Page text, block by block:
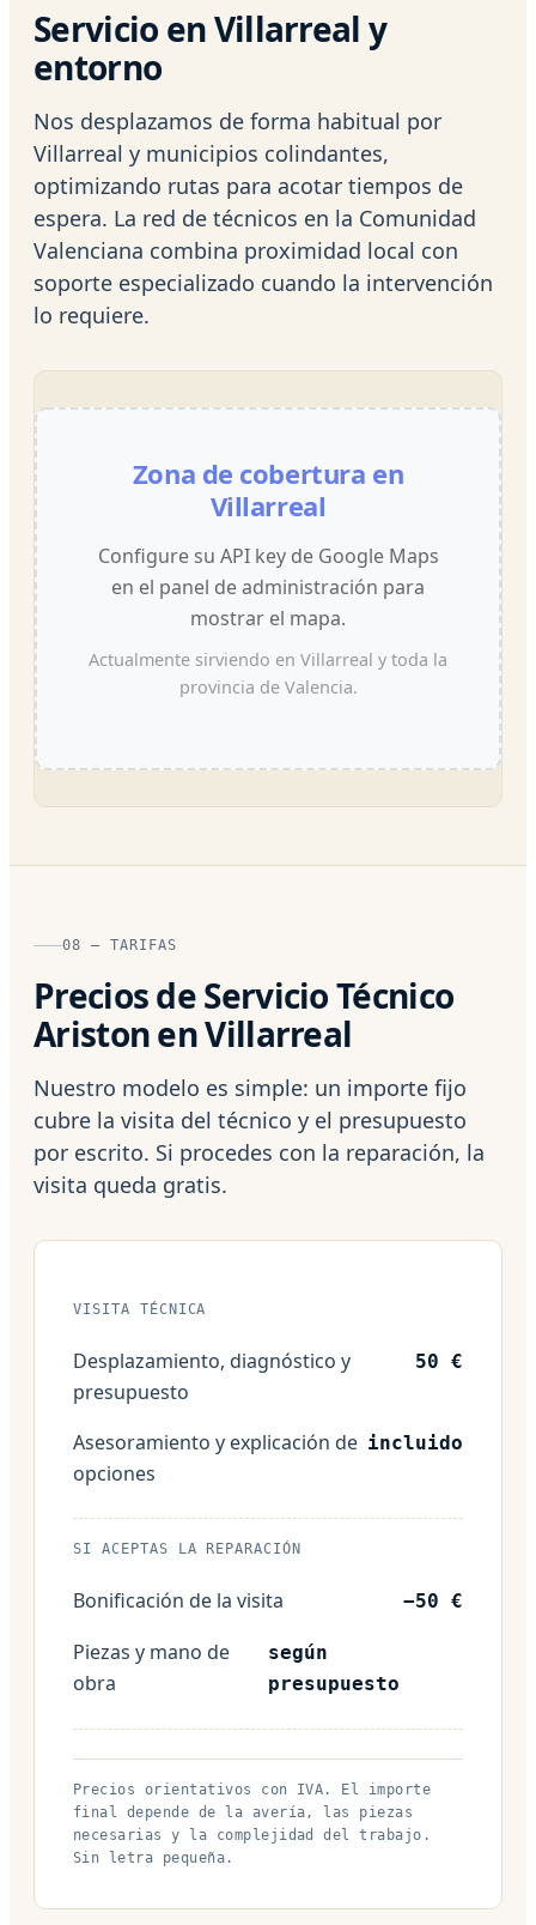
Servicio en Villarreal y
entorno
Nos desplazamos de forma habitual por
Villarreal y municipios colindantes,
optimizando rutas para acotar tiempos de
espera. La red de técnicos en la Comunidad
Valenciana combina proximidad local con
soporte especializado cuando la intervención
lo requiere.
Zona de cobertura en
Villarreal
Configure su API key de Google Maps
en el panel de administración para
mostrar el mapa.
Actualmente sirviendo en Villarreal y toda la
provincia de Valencia.
08 — TARIFAS
Precios de Servicio Técnico
Ariston en Villarreal
Nuestro modelo es simple: un importe fijo
cubre la visita del técnico y el presupuesto
por escrito. Si procedes con la reparación, la
visita queda gratis.
VISITA TÉCNICA
Desplazamiento, diagnóstico y
presupuesto
50 €
Asesoramiento y explicación de
opciones
incluido
SI ACEPTAS LA REPARACIÓN
Bonificación de la visita −50 €
Piezas y mano de
obra
según
presupuesto
Precios orientativos con IVA. El importe
final depende de la avería, las piezas
necesarias y la complejidad del trabajo.
Sin letra pequeña.